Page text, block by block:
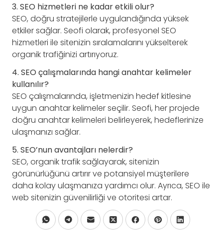
3. SEO hizmetleri ne kadar etkili olur?
SEO, doğru stratejilerle uygulandığında yüksek
etkiler sağlar. Seofi olarak, profesyonel SEO
hizmetleri ile sitenizin sıralamalarını yükselterek
organik trafiğinizi artırıyoruz.
4. SEO çalışmalarında hangi anahtar kelimeler
kullanılır?
SEO çalışmalarında, işletmenizin hedef kitlesine
uygun anahtar kelimeler seçilir. Seofi, her projede
doğru anahtar kelimeleri belirleyerek, hedeflerinize
ulaşmanızı sağlar.
5. SEO’nun avantajları nelerdir?
SEO, organik trafik sağlayarak, sitenizin
görünürlüğünü artırır ve potansiyel müşterilere
daha kolay ulaşmanıza yardımcı olur. Ayrıca, SEO ile
web sitenizin güvenilirliği ve otoritesi artar.